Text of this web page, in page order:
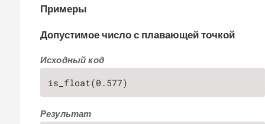
Примеры
Допустимое число с плавающей точкой
Исходный код
is_float(0.577)
Результат